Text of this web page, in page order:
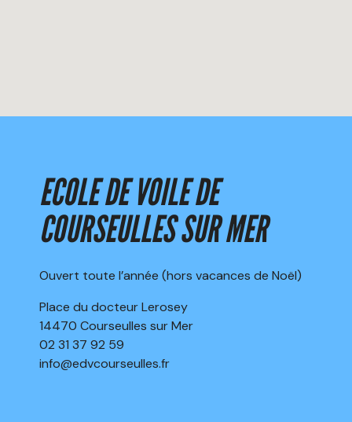
ECOLE DE VOILE DE
COURSEULLES SUR MER
Ouvert toute l’année (hors vacances de Noël)
Place du docteur Lerosey
14470 Courseulles sur Mer
02 31 37 92 59
info@edvcourseulles.fr